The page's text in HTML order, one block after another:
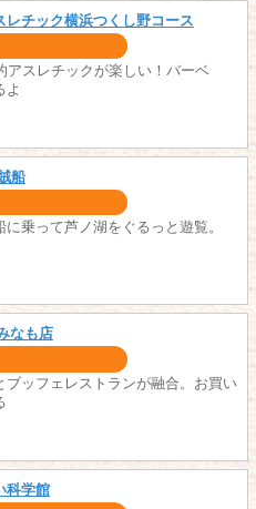
レチック横浜つくし野コース
アスレチックが楽しい！バーベ
よ
船
乗って芦ノ湖をぐるっと遊覧。
なも店
ブッフェレストランが融合。お買い
科学館